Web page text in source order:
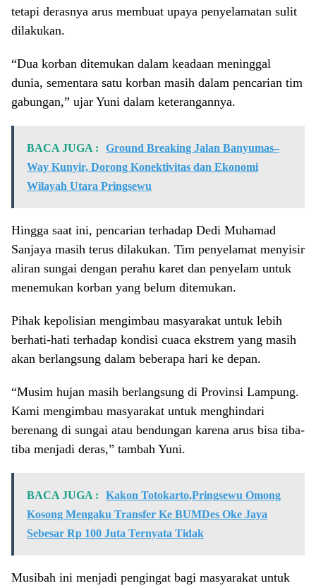
tetapi derasnya arus membuat upaya penyelamatan sulit
dilakukan.
“Dua korban ditemukan dalam keadaan meninggal
dunia, sementara satu korban masih dalam pencarian tim
gabungan,” ujar Yuni dalam keterangannya.
BACA JUGA :
Ground Breaking Jalan Banyumas–
Way Kunyir, Dorong Konektivitas dan Ekonomi
Wilayah Utara Pringsewu
Hingga saat ini, pencarian terhadap Dedi Muhamad
Sanjaya masih terus dilakukan. Tim penyelamat menyisir
aliran sungai dengan perahu karet dan penyelam untuk
menemukan korban yang belum ditemukan.
Pihak kepolisian mengimbau masyarakat untuk lebih
berhati-hati terhadap kondisi cuaca ekstrem yang masih
akan berlangsung dalam beberapa hari ke depan.
“Musim hujan masih berlangsung di Provinsi Lampung.
Kami mengimbau masyarakat untuk menghindari
berenang di sungai atau bendungan karena arus bisa tiba-
tiba menjadi deras,” tambah Yuni.
BACA JUGA :
Kakon Totokarto,Pringsewu Omong
Kosong Mengaku Transfer Ke BUMDes Oke Jaya
Sebesar Rp 100 Juta Ternyata Tidak
Musibah ini menjadi pengingat bagi masyarakat untuk